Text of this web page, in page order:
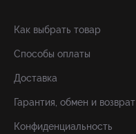
Как выбрать товар
Способы оплаты
Доставка
Гарантия, обмен и возврат
Конфиденциальность